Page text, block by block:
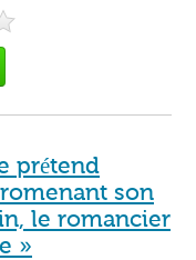
prétend
son
le romancier
»